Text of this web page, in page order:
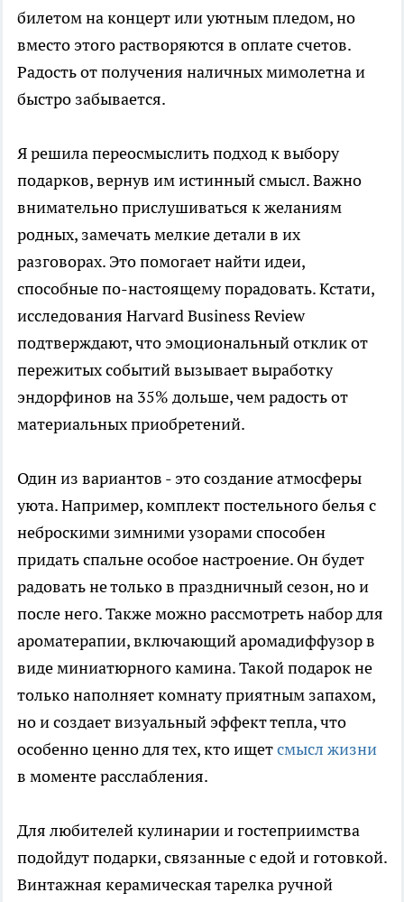
билетом на концерт или уютным пледом, но
вместо этого растворяются в оплате счетов.
Радость от получения наличных мимолетна и
быстро забывается.
Я решила переосмыслить подход к выбору
подарков, вернув им истинный смысл. Важно
внимательно прислушиваться к желаниям
родных, замечать мелкие детали в их
разговорах. Это помогает найти идеи,
способные по-настоящему порадовать. Кстати,
исследования Harvard Business Review
подтверждают, что эмоциональный отклик от
пережитых событий вызывает выработку
эндорфинов на 35% дольше, чем радость от
материальных приобретений.
Один из вариантов - это создание атмосферы
уюта. Например, комплект постельного белья с
неброскими зимними узорами способен
придать спальне особое настроение. Он будет
радовать не только в праздничный сезон, но и
после него. Также можно рассмотреть набор для
ароматерапии, включающий аромадиффузор в
виде миниатюрного камина. Такой подарок не
только наполняет комнату приятным запахом,
но и создает визуальный эффект тепла, что
особенно ценно для тех, кто ищетсмысл жизни
в моменте расслабления.
Для любителей кулинарии и гостеприимства
подойдут подарки, связанные с едой и готовкой.
Винтажная керамическая тарелка ручной